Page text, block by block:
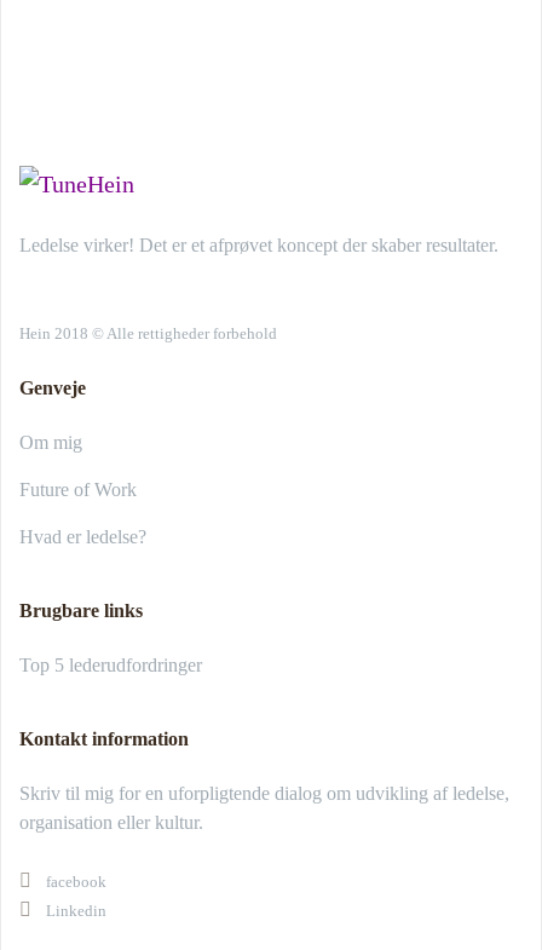
Ledelse virker! Det er et afprøvet koncept der skaber resultater.
Hein 2018 © Alle rettigheder forbehold
Genveje
Om mig
Future of Work
Hvad er ledelse?
Brugbare links
Top 5 lederudfordringer
Kontakt information
Skriv til mig for en uforpligtende dialog om udvikling af ledelse,
organisation eller kultur.
facebook
Linkedin